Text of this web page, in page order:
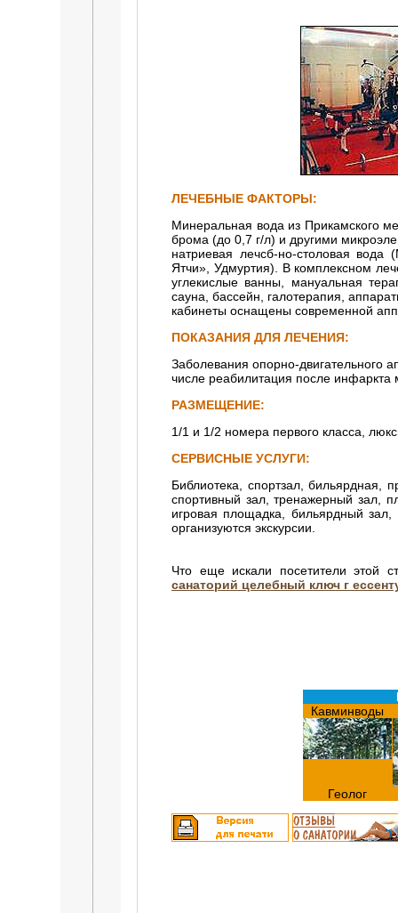
ЛЕЧЕБНЫЕ ФАКТОРЫ:
Минеральная вода из Прикамского
брома (до 0,7 г/л) и другими
натриевая лечсб-но-столовая
Ятчи», Удмуртия). В комплексном
углекислые ванны, мануальная
сауна, бассейн, галотерапия,
кабинеты оснащены современной
ПОКАЗАНИЯ ДЛЯ ЛЕЧЕНИЯ:
Заболевания опорно-двигательного
числе реабилитация после инфаркта
РАЗМЕЩЕНИЕ:
1/1 и 1/2 номера первого класса,
СЕРВИСНЫЕ УСЛУГИ:
Библиотека, спортзал, бильярдная,
спортивный зал, тренажерный зал,
игровая площадка, бильярдный
организуются экскурсии.
Что еще искали посетители этой
санаторий целебный ключ г
Кавминводы
Геолог